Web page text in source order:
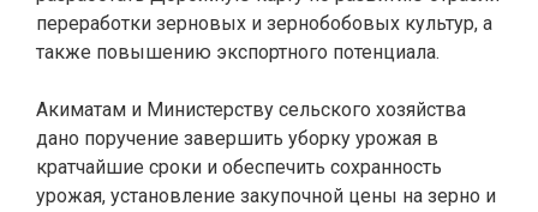
переработки зерновых и зернобобовых культур, а
также повышению экспортного потенциала.
Акиматам и Министерству сельского хозяйства
дано поручение завершить уборку урожая в
кратчайшие сроки и обеспечить сохранность
урожая, установление закупочной цены на зерно и